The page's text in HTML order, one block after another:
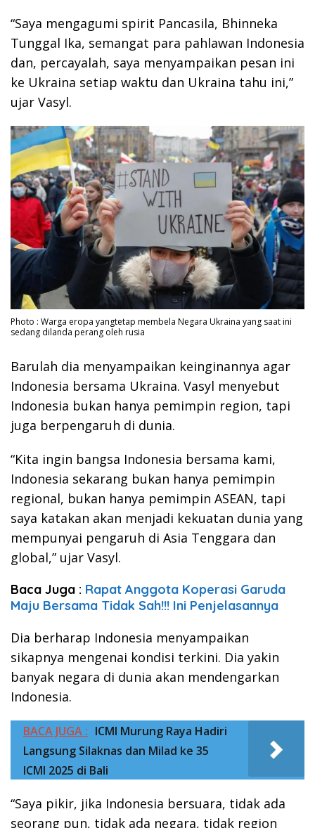
“Saya mengagumi spirit Pancasila, Bhinneka
Tunggal Ika, semangat para pahlawan Indonesia
dan, percayalah, saya menyampaikan pesan ini
ke Ukraina setiap waktu dan Ukraina tahu ini,”
ujar Vasyl.
Photo : Warga eropa yangtetap membela Negara Ukraina yang saat ini
sedang dilanda perang oleh rusia
Barulah dia menyampaikan keinginannya agar
Indonesia bersama Ukraina. Vasyl menyebut
Indonesia bukan hanya pemimpin region, tapi
juga berpengaruh di dunia.
“Kita ingin bangsa Indonesia bersama kami,
Indonesia sekarang bukan hanya pemimpin
regional, bukan hanya pemimpin ASEAN, tapi
saya katakan akan menjadi kekuatan dunia yang
mempunyai pengaruh di Asia Tenggara dan
global,” ujar Vasyl.
Baca Juga : Rapat Anggota Koperasi Garuda
Maju Bersama Tidak Sah!!! Ini Penjelasannya
Dia berharap Indonesia menyampaikan
sikapnya mengenai kondisi terkini. Dia yakin
banyak negara di dunia akan mendengarkan
Indonesia.
BACA JUGA : ICMI Murung Raya Hadiri
Langsung Silaknas dan Milad ke 35
ICMI 2025 di Bali
“Saya pikir, jika Indonesia bersuara, tidak ada
seorang pun, tidak ada negara, tidak region